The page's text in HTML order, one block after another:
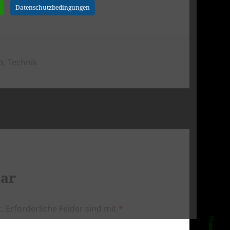
Datenschutzbedingungen
*